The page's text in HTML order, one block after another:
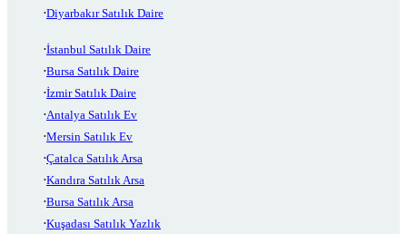
Diyarbakır Satılık Daire
İstanbul Satılık Daire
Bursa Satılık Daire
İzmir Satılık Daire
Antalya Satılık Ev
Mersin Satılık Ev
Çatalca Satılık Arsa
Kandıra Satılık Arsa
Bursa Satılık Arsa
Kuşadası Satılık Yazlık